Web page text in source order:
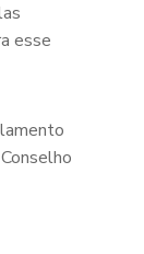
esse